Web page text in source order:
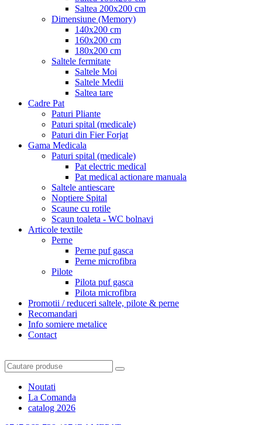
Saltea 200x200 cm
Dimensiune (Memory)
140x200 cm
160x200 cm
180x200 cm
Saltele fermitate
Saltele Moi
Saltele Medii
Saltea tare
Cadre Pat
Paturi Pliante
Paturi spital (medicale)
Paturi din Fier Forjat
Gama Medicala
Paturi spital (medicale)
Pat electric medical
Pat medical actionare manuala
Saltele antiescare
Noptiere Spital
Scaune cu rotile
Scaun toaleta - WC bolnavi
Articole textile
Perne
Perne puf gasca
Perne microfibra
Pilote
Pilota puf gasca
Pilota microfibra
Promotii / reduceri saltele, pilote & perne
Recomandari
Info somiere metalice
Contact
Noutati
La Comanda
catalog 2026